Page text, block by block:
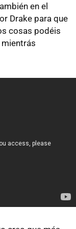
en el
Drake para que
cosas podéis